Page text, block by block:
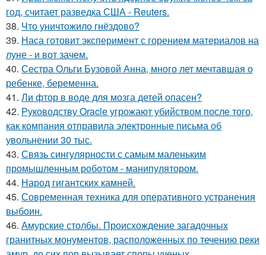
год, считает разведка США - Reuters.
38. Что уничтожило гнёздово?
39. Наса готовит эксперимент с горением материалов на
луне - и вот зачем.
40. Сестра Ольги Бузовой Анна, много лет мечтавшая о
ребенке, беременна.
41. Ли фтор в воде для мозга детей опасен?
42. Руководству Oracle угрожают убийством после того,
как компания отправила электронные письма об
увольнении 30 тыс.
43. Связь сингулярности с самым маленьким
промышленным роботом - манипулятором.
44. Народ гигантских камней.
45. Современная техника для оперативного устранения
выбоин.
46. Амурские столбы. Происхождение загадочных
гранитных монументов, расположенных по течению реки